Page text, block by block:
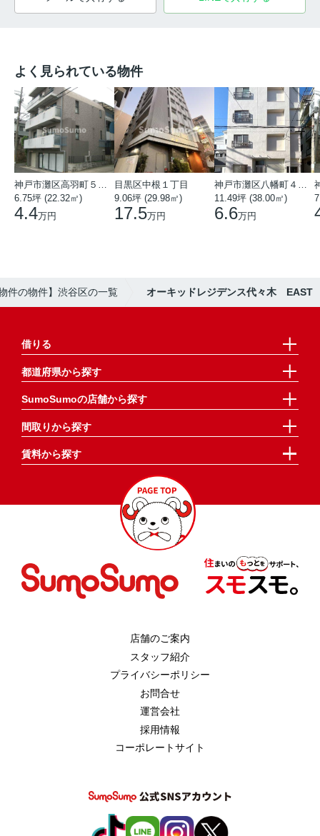
よく見られている物件
6.75坪 (22.32㎡)
4.4万円
目黒区中根１丁目
9.06坪 (29.98㎡)
17.5万円
11.49坪 (38.00㎡)
6.6万円
件の物件】渋谷区の一覧 オーキッドレジデンス代々木 EAST
借りる
都道府県から探す
SumoSumoの店舗から探す
間取りから探す
賃料から探す
店舗のご案内
スタッフ紹介
プライバシーポリシー
お問合せ
運営会社
採用情報
コーポレートサイト